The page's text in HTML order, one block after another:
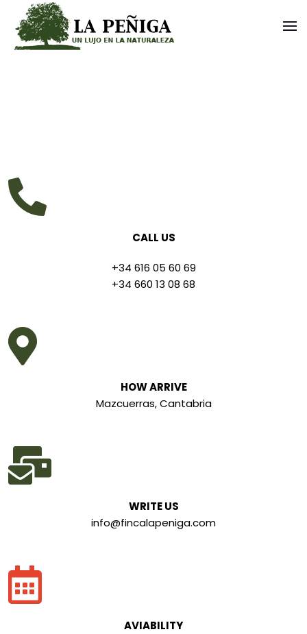
CALL US
+34 616 05 60 69
+34 660 13 08 68
HOW ARRIVE
Mazcuerras, Cantabria
WRITE US
info@fincalapeniga.com
AVIABILITY